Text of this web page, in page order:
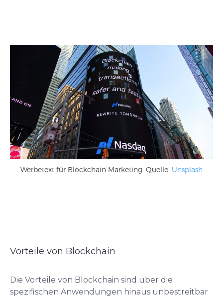
Werbetext für Blockchain Marketing. Quelle: Unsplash
Vorteile von Blockchain
Die Vorteile von Blockchain sind über die
spezifischen Anwendungen hinaus unbestreitbar